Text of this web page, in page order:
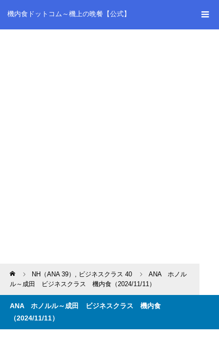
機内食ドットコム～機上の晩餐【公式】
Home NH（ANA 39） , ビジネスクラス 40
ANA ホノル
ル～成田 ビジネスクラス 機内食（2024/11/11）
ANA ホノルル～成田 ビジネスクラス 機内食
（2024/11/11）